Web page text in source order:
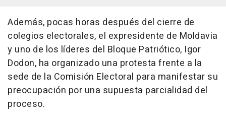
Además, pocas horas después del cierre de
colegios electorales, el expresidente de Moldavia
y uno de los líderes del Bloque Patriótico, Igor
Dodon, ha organizado una protesta frente a la
sede de la Comisión Electoral para manifestar su
preocupación por una supuesta parcialidad del
proceso.